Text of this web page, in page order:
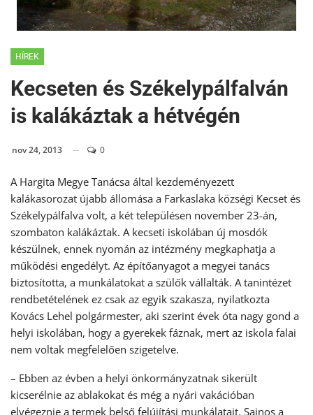
HÍREK
Kecseten és Székelypálfalván
is kalákáztak a hétvégén
nov 24, 2013 0
A Hargita Megye Tanácsa által kezdeményezett
kalákasorozat újabb állomása a Farkaslaka községi Kecset és
Székelypálfalva volt, a két településen november 23-án,
szombaton kalákáztak. A kecseti iskolában új mosdók
készülnek, ennek nyomán az intézmény megkaphatja a
működési engedélyt. Az építőanyagot a megyei tanács
biztosította, a munkálatokat a szülők vállalták. A tanintézet
rendbetételének ez csak az egyik szakasza, nyilatkozta
Kovács Lehel polgármester, aki szerint évek óta nagy gond a
helyi iskolában, hogy a gyerekek fáznak, mert az iskola falai
nem voltak megfelelően szigetelve.
– Ebben az évben a helyi önkormányzatnak sikerült
kicserélnie az ablakokat és még a nyári vakációban
elvégeznie a termek belső felújítási munkálatait. Sajnos a